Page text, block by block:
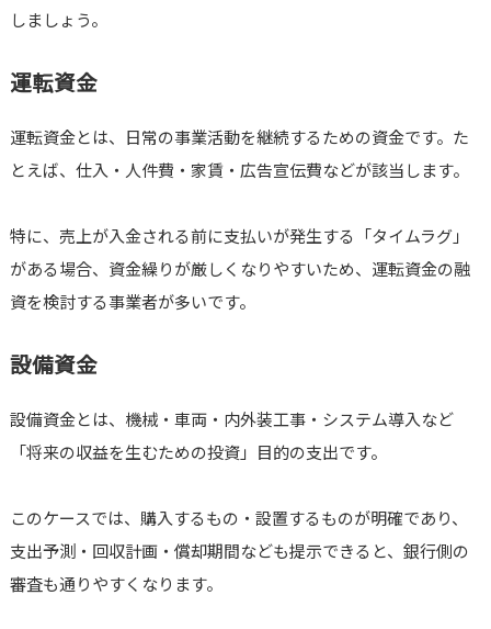
しましょう。
運転資金
運転資金とは、日常の事業活動を継続するための資金です。た
とえば、仕入・人件費・家賃・広告宣伝費などが該当します。
特に、売上が入金される前に支払いが発生する「タイムラグ」
がある場合、資金繰りが厳しくなりやすいため、運転資金の融
資を検討する事業者が多いです。
設備資金
設備資金とは、機械・車両・内外装工事・システム導入など
「将来の収益を生むための投資」目的の支出です。
このケースでは、購入するもの・設置するものが明確であり、
支出予測・回収計画・償却期間なども提示できると、銀行側の
審査も通りやすくなります。